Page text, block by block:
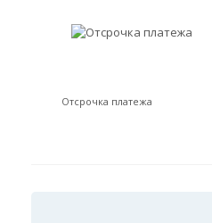
Отсрочка платежа